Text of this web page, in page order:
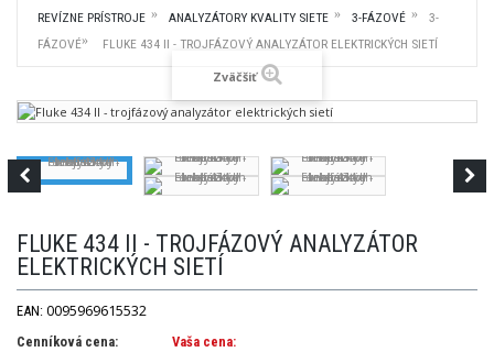
REVÍZNE PRÍSTROJE ANALYZÁTORY KVALITY SIETE 3-FÁZOVÉ
3-
FÁZOVÉ
FLUKE 434 II - TROJFÁZOVÝ ANALYZÁTOR ELEKTRICKÝCH SIETÍ
Zväčšiť
FLUKE 434 II - TROJFÁZOVÝ ANALYZÁTOR
ELEKTRICKÝCH SIETÍ
EAN: 0095969615532
Cenníková cena:
Vaša cena: